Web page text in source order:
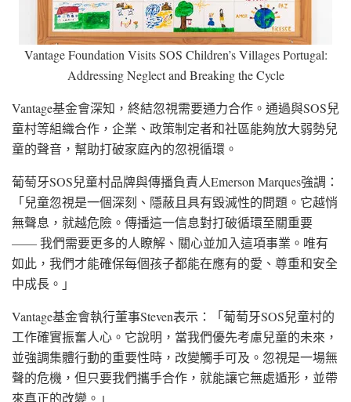
Vantage Foundation Visits SOS Children’s Villages Portugal:
Addressing Neglect and Breaking the Cycle
Vantage基金會深知，終結忽視需要通力合作。通過與SOS兒
童村等組織合作，企業、政策制定者和社區能夠放大弱勢兒
童的聲音，幫助打破家庭內的忽視循環。
葡萄牙SOS兒童村品牌與傳播負責人Emerson Marques強調：
「兒童忽視是一個深刻、隱蔽且具有毀滅性的問題。它越悄
無聲息，就越危險。傳播這一信息對打破循環至關重要
—— 我們需要更多的人瞭解、關心並加入這項事業。唯有
如此，我們才能確保每個孩子都能在應有的愛、尊重和安全
中成長。」
Vantage基金會執行董事Steven表示：「葡萄牙SOS兒童村的
工作確實振奮人心。它說明，當我們優先考慮兒童的未來，
並強調集體行動的重要性時，改變觸手可及。忽視是一場無
聲的危機，但只要我們攜手合作，就能讓它無處遁形，並帶
來真正的改變。」